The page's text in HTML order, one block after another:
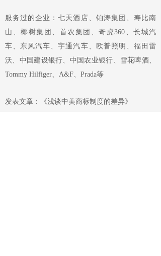
服务过的企业：七天酒店、铂涛集团、寿比南
山、椰树集团、首农集团、奇虎360、长城汽
车、东风汽车、宇通汽车、欧普照明、福田雷
沃、中国建设银行、中国农业银行、雪花啤酒、
Tommy Hilfiger、A&F、Prada等
发表文章：《浅谈中美商标制度的差异》